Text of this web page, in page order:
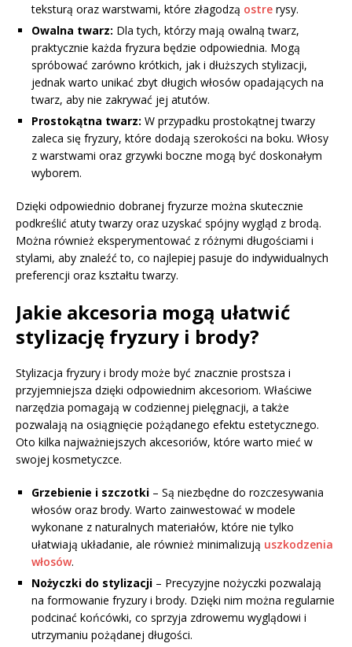
teksturą oraz warstwami, które złagodzą ostre rysy.
Owalna twarz: Dla tych, którzy mają owalną twarz,
praktycznie każda fryzura będzie odpowiednia. Mogą
spróbować zarówno krótkich, jak i dłuższych stylizacji,
jednak warto unikać zbyt długich włosów opadających na
twarz, aby nie zakrywać jej atutów.
Prostokątna twarz: W przypadku prostokątnej twarzy
zaleca się fryzury, które dodają szerokości na boku. Włosy
z warstwami oraz grzywki boczne mogą być doskonałym
wyborem.
Dzięki odpowiednio dobranej fryzurze można skutecznie
podkreślić atuty twarzy oraz uzyskać spójny wygląd z brodą.
Można również eksperymentować z różnymi długościami i
stylami, aby znaleźć to, co najlepiej pasuje do indywidualnych
preferencji oraz kształtu twarzy.
Jakie akcesoria mogą ułatwić
stylizację fryzury i brody?
Stylizacja fryzury i brody może być znacznie prostsza i
przyjemniejsza dzięki odpowiednim akcesoriom. Właściwe
narzędzia pomagają w codziennej pielęgnacji, a także
pozwalają na osiągnięcie pożądanego efektu estetycznego.
Oto kilka najważniejszych akcesoriów, które warto mieć w
swojej kosmetyczce.
Grzebienie i szczotki – Są niezbędne do rozczesywania
włosów oraz brody. Warto zainwestować w modele
wykonane z naturalnych materiałów, które nie tylko
ułatwiają układanie, ale również minimalizują uszkodzenia
włosów.
Nożyczki do stylizacji – Precyzyjne nożyczki pozwalają
na formowanie fryzury i brody. Dzięki nim można regularnie
podcinać końcówki, co sprzyja zdrowemu wyglądowi i
utrzymaniu pożądanej długości.